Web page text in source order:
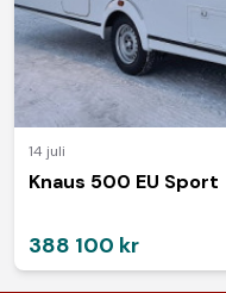
14 juli
Knaus 500 EU Sport
388 100 kr